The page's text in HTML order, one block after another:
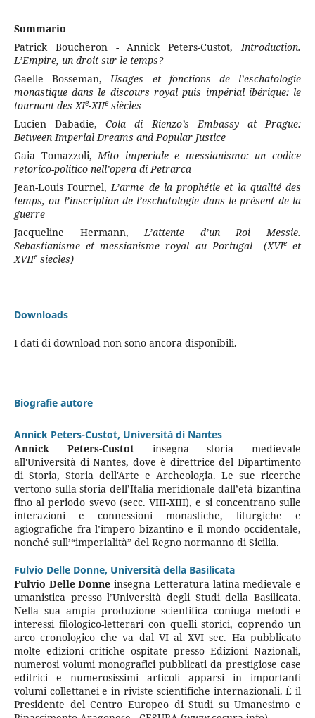
Sommario
Patrick Boucheron - Annick Peters-Custot,Introduction.
L’Empire, un droit sur le temps?
Gaelle Bosseman, Usages et fonctions de l’eschatologie
monastique dans le discours royal puis impérial ibérique: le
tournant des XIe-XIIesiècles
Lucien Dabadie,Cola di Rienzo’s Embassy at Prague:
Between Imperial Dreams and Popular Justice
Gaia Tomazzoli,Mito imperiale e messianismo: un codice
retorico-politico nell’opera di Petrarca
Jean-Louis Fournel,L’arme de la prophétie et la qualité des
temps, ou l’inscription de l’eschatologie dans le présent de la
guerre
Jacqueline Hermann,L’attente d’un Roi Messie.
Sebastianisme et messianisme royal au Portugal (XVIeet
XVIIesiecles)
Downloads
I dati di download non sono ancora disponibili.
Biografie autore
Annick Peters-Custot, Università di Nantes
Annick Peters-Custotinsegna storia medievale
all'Università di Nantes, dove è direttrice del Dipartimento
di Storia, Storia dell'Arte e Archeologia. Le sue ricerche
vertono sulla storia dell’Italia meridionale dall’età bizantina
fino al periodo svevo (secc. VIII-XIII), e si concentrano sulle
interazioni e connessioni monastiche, liturgiche e
agiografiche fra l’impero bizantino e il mondo occidentale,
nonché sull’“imperialità” del Regno normanno di Sicilia.
Fulvio Delle Donne, Università della Basilicata
Fulvio Delle Donne insegna Letteratura latina medievale e
umanistica presso l’Università degli Studi della Basilicata.
Nella sua ampia produzione scientifica coniuga metodi e
interessi filologico-letterari con quelli storici, coprendo un
arco cronologico che va dal VI al XVI sec. Ha pubblicato
molte edizioni critiche ospitate presso Edizioni Nazionali,
numerosi volumi monografici pubblicati da prestigiose case
editrici e numerosissimi articoli apparsi in importanti
volumi collettanei e in riviste scientifiche internazionali. È il
Presidente del Centro Europeo di Studi su Umanesimo e